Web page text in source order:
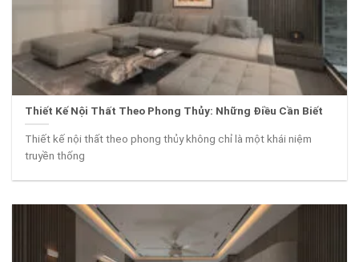
Thiết Kế Nội Thất Theo Phong Thủy: Những Điều Cần Biết
Thiết kế nội thất theo phong thủy không chỉ là một khái niệm
truyền thống